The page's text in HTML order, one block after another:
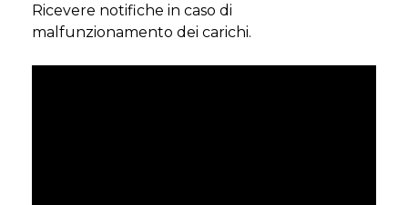
Ricevere notifiche in caso di
malfunzionamento dei carichi.